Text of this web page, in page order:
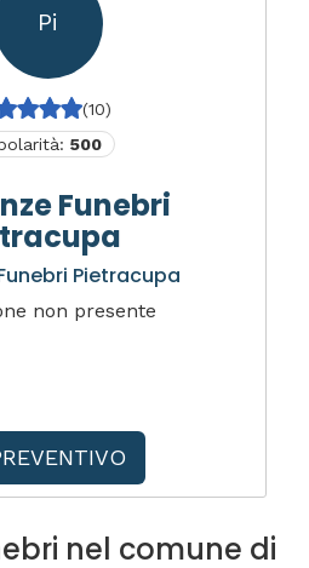
Pi
(10)
500
Funebri
Pietracupa
non presente
nel comune di